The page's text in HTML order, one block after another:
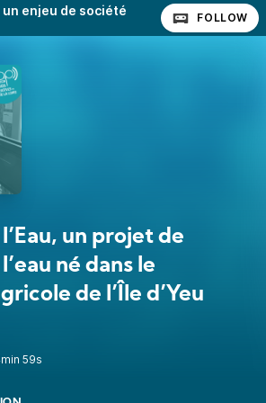
un enjeu de société FOLLOW
un projet de
né dans le
de l’Île d’Yeu
59s